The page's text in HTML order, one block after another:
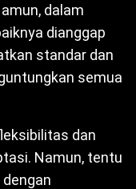
dalam
dianggap
standar dan
semua
dan
Namun, tentu